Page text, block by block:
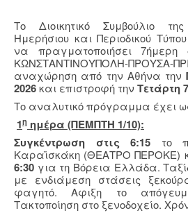
Το Διοικητικό Συμβούλιο
Ημερήσιου και Περιοδικού
να πραγματοποιήσει 7ήμερη
ΚΩΝΣΤΑΝΤΙΝΟΥΠΟΛΗ-ΠΡΟΥΣΑ-
αναχώρηση από την Αθήνα την
2026και επιστροφή την Τετάρτη
Το αναλυτικό πρόγραμμα έχει
1η ημέρα (ΠΕΜΠΤΗ 1/10):
Συγκέντρωση στις 6:15 το
Καραϊσκάκη (ΘΕΑΤΡΟ ΠΕΡΟΚΕ)
6:30 για τη Βόρεια Ελλάδα.
με ενδιάμεση στάσεις
φαγητό. Αφιξη το
Τακτοποίηση στο ξενοδοχείο.